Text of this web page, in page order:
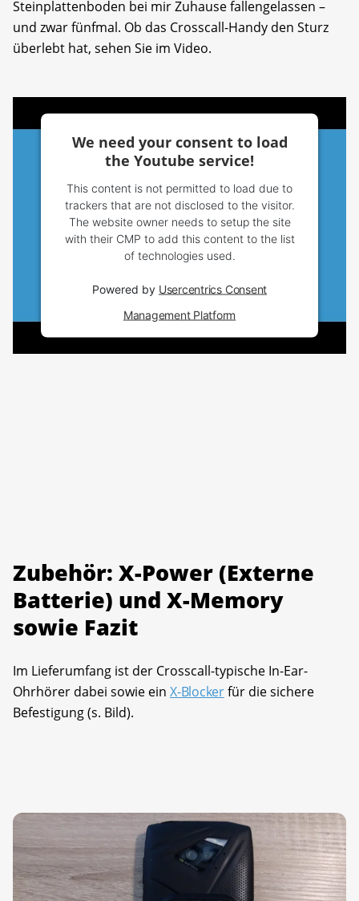
Steinplattenboden bei mir Zuhause fallengelassen –
und zwar fünfmal. Ob das Crosscall-Handy den Sturz
überlebt hat, sehen Sie im Video.
We need your consent to load
the Youtube service!
This content is not permitted to load due to
trackers that are not disclosed to the visitor.
The website owner needs to setup the site
with their CMP to add this content to the list
of technologies used.
Powered by Usercentrics Consent
Management Platform
Zubehör: X-Power (Externe
Batterie) und X-Memory
sowie Fazit
Im Lieferumfang ist der Crosscall-typische In-Ear-
Ohrhörer dabei sowie ein X-Blockerfür die sichere
Befestigung (s. Bild).